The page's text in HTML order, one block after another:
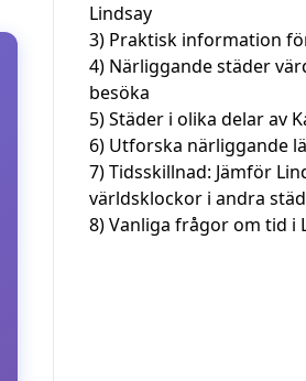
Lindsay
3) Praktisk information
4) Närliggande städer
besöka
5)Städer i olika delar av
6) Utforska närliggande
7)Tidsskillnad: Jämför
världsklockor i andra
8)Vanliga frågor om tid i